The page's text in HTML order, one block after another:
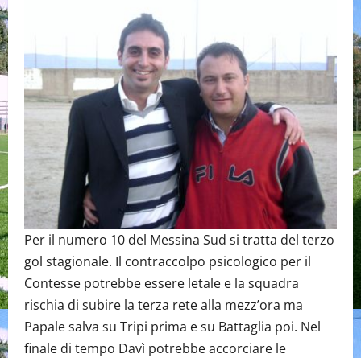
Per il numero 10 del Messina Sud si tratta del terzo
gol stagionale. Il contraccolpo psicologico per il
Contesse potrebbe essere letale e la squadra
rischia di subire la terza rete alla mezz’ora ma
Papale salva su Tripi prima e su Battaglia poi. Nel
finale di tempo Davì potrebbe accorciare le